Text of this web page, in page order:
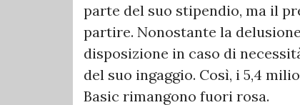
parte del suo stipendio, ma il
partire. Nonostante la
disposizione in caso di
del suo ingaggio. Così, i 5,4
Basic rimangono fuori rosa.